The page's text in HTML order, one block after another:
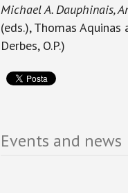
Michael A. Dauphinais,
(eds.), Thomas Aquinas
Derbes, O.P.)
Events and news